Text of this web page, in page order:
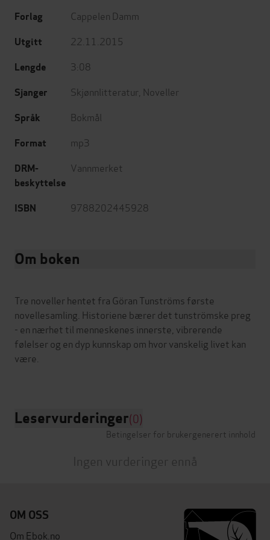
Forlag Cappelen Damm
Utgitt 22.11.2015
Lengde 3:08
Sjanger Skjønnlitteratur Noveller
Språk Bokmål
Format mp3
DRM-
beskyttelse
Vannmerket
ISBN 9788202445928
Om boken
Tre noveller hentet fra Göran Tunströms første
novellesamling. Historiene bærer det tunströmske preg
- en nærhet til menneskenes innerste, vibrerende
følelser og en dyp kunnskap om hvor vanskelig livet kan
være.
Leservurderinger(0)
Betingelser for brukergenerert innhold
Ingen vurderinger ennå
OM OSS
Om Ebok.no